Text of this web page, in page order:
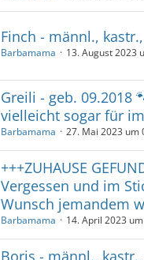
Finch - männl.,
Barbamama 13. August 2023
Greili - geb. 09.2018
vielleicht sogar für
Barbamama 27. Mai 2023 um
+++ZUHAUSE
Vergessen und im
Wunsch jemandem
Barbamama 14. April 2023
Boris - männl.,